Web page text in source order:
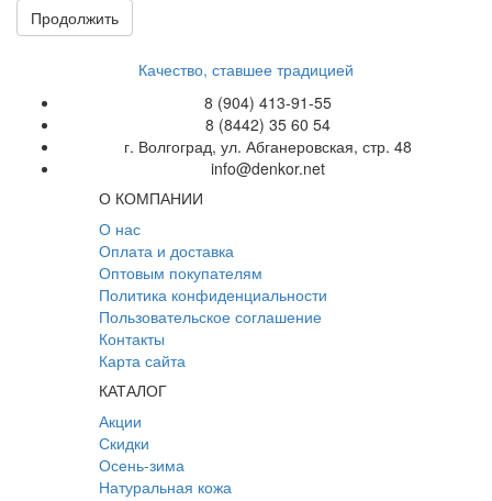
Продолжить
Качество, ставшее традицией
8 (904) 413-91-55
8 (8442) 35 60 54
г. Волгоград, ул. Абганеровская, стр. 48
info@denkor.net
О КОМПАНИИ
О нас
Оплата и доставка
Оптовым покупателям
Политика конфиденциальности
Пользовательское соглашение
Контакты
Карта сайта
КАТАЛОГ
Акции
Скидки
Осень-зима
Натуральная кожа